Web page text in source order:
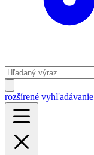
rozšírené vyhľadávanie